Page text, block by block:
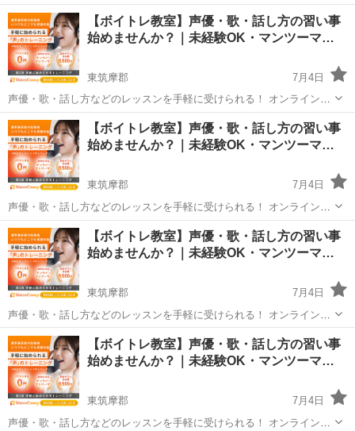
イトレ教室「Voice Camp（ボイスキャンプ）」 「声優のレッスンを一
度受けてみたい」 「話し方に自信がなくて改善したい」 「歌が上手く
なって気...
長野 東筑摩郡 その他
【ボイトレ教室】声優・歌・話し方の習い事
始めませんか？｜未経験OK・マンツーマ…
東筑摩郡
7月4日
声優・歌・話し方などのレッスンを手軽に受けられる！ オンラインボ
イトレ教室「Voice Camp（ボイスキャンプ）」 「声優のレッスンを一
度受けてみたい」 「話し方に自信がなくて改善したい」 「歌が上手く
なって気...
長野 東筑摩郡 その他 声優
【ボイトレ教室】声優・歌・話し方の習い事
始めませんか？｜未経験OK・マンツーマ…
東筑摩郡
7月4日
声優・歌・話し方などのレッスンを手軽に受けられる！ オンラインボ
イトレ教室「Voice Camp（ボイスキャンプ）」 「声優のレッスンを一
度受けてみたい」 「話し方に自信がなくて改善したい」 「歌が上手く
なって気...
長野 東筑摩郡 その他
【ボイトレ教室】声優・歌・話し方の習い事
始めませんか？｜未経験OK・マンツーマ…
東筑摩郡
7月4日
声優・歌・話し方などのレッスンを手軽に受けられる！ オンラインボ
イトレ教室「Voice Camp（ボイスキャンプ）」 「声優のレッスンを一
度受けてみたい」 「話し方に自信がなくて改善したい」 「歌が上手く
なって気...
長野 東筑摩郡 その他 声優
【ボイトレ教室】声優・歌・話し方の習い事
始めませんか？｜未経験OK・マンツーマ…
東筑摩郡
7月4日
声優・歌・話し方などのレッスンを手軽に受けられる！ オンラインボ